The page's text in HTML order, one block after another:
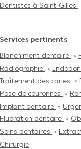
Dentistes à Saint-Gilles
Services pertinents
Blanchiment dentaire
Radiographie
Traitement des caries
Pose de couronnes
Implant dentaire
Fluoration dentaire
Soins dentaires
Chirurgie